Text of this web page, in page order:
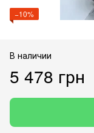
−10%
В наличии
5 478 грн